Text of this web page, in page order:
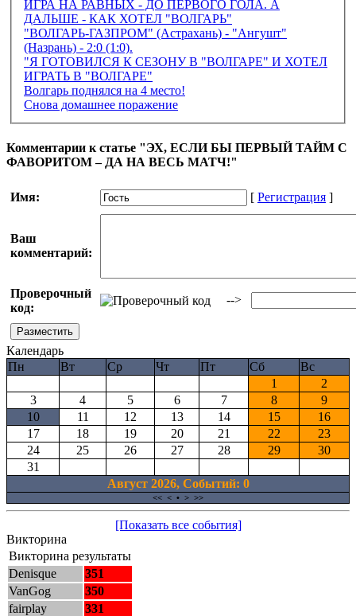
ИГРА НА РАВНЫХ - ДО ПЕРВОГО ГОЛА. А
ДАЛЬШЕ - КАК ХОТЕЛ "ВОЛГАРЬ"
"ВОЛГАРЬ-ГАЗПРОМ" (Астрахань) - "Ангушт"
(Назрань) - 2:0 (1:0).
"Я ГОТОВИЛСЯ К СЕЗОНУ В "ВОЛГАРЕ" И ХОТЕЛ
ИГРАТЬ В "ВОЛГАРЕ"
Волгарь поднялся на 4 место!
Снова домашнее поражение
Комментарии к статье "ЭХ, ЕСЛИ БЫ ПЕРВЫЙ ТАЙМ С
ФАВОРИТОМ – ДА НА ВЕСЬ МАТЧ!"
Имя: [ Регистрация ]
Ваш
комментарий:
Проверочный
код:
-->
Календарь
Пн
Вт Ср Чт Пт Сб
Вс
1
2
3
4 5 6 7 8
9
10
11 12 13 14 15
16
17
18 19 20 21 22
23
24
25 26 27 28 29
30
31
Август 2026, Cобытий: 0
<< < • > >>
[Показать все события]
Викторина
Викторина результаты
Denisque
351
VanGog
350
fairplay
331